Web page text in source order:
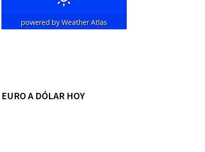
powered byWeather Atlas
EURO A DÓLAR HOY